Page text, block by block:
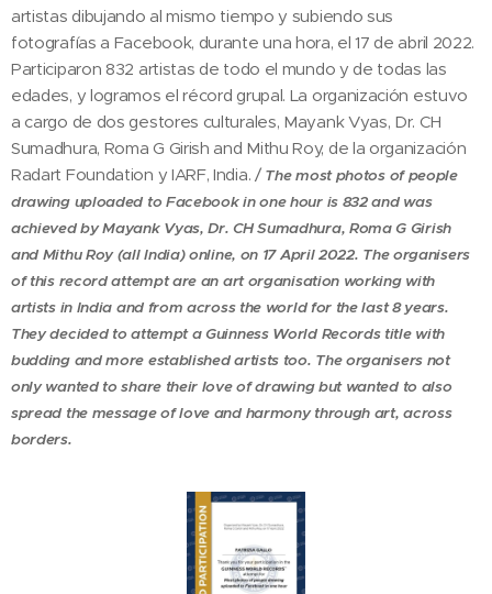
artistas dibujando al mismo tiempo y subiendo sus
fotografías a Facebook, durante una hora, el 17 de abril 2022.
Participaron 832 artistas de todo el mundo y de todas las
edades, y logramos el récord grupal. La organización estuvo
a cargo de dos gestores culturales, Mayank Vyas, Dr. CH
Sumadhura, Roma G Girish and Mithu Roy, de la organización
Radart Foundation y IARF, India. / The most photos of people
drawing uploaded to Facebook in one hour is 832 and was
achieved by Mayank Vyas, Dr. CH Sumadhura, Roma G Girish
and Mithu Roy (all India) online, on 17 April 2022. The organisers
of this record attempt are an art organisation working with
artists in India and from across the world for the last 8 years.
They decided to attempt a Guinness World Records title with
budding and more established artists too. The organisers not
only wanted to share their love of drawing but wanted to also
spread the message of love and harmony through art, across
borders.